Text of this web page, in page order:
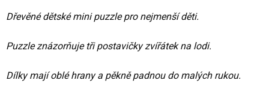
je
z
hvězdiček.
Dřevěné dětské mini puzzle pro nejmenší děti.
Puzzle znázorňuje tři postavičky zvířátek na lodi.
Dílky mají oblé hrany a pěkně padnou do malých rukou.